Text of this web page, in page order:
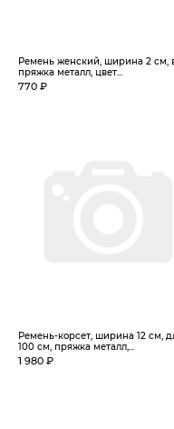
Ремень женский, ширина 2 см,
пряжка металл, цвет...
770 ₽
Ремень-корсет, ширина 12 см,
100 см, пряжка металл,...
1 980 ₽